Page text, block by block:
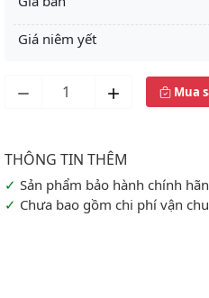
Giá niêm yết
Mua
Sản phẩm bảo hành chính
Chưa bao gồm chi phí vận